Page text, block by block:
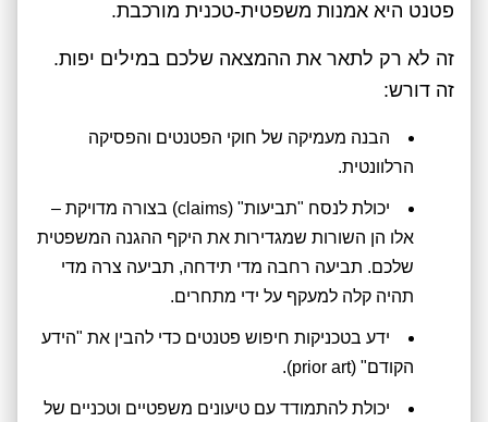
פטנט היא אמנות משפטית-טכנית מורכבת.
זה לא רק לתאר את ההמצאה שלכם במילים יפות.
זה דורש:
הבנה מעמיקה של חוקי הפטנטים והפסיקה
הרלוונטית.
יכולת לנסח "תביעות" (claims) בצורה מדויקת –
אלו הן השורות שמגדירות את היקף ההגנה המשפטית
שלכם. תביעה רחבה מדי תידחה, תביעה צרה מדי
תהיה קלה למעקף על ידי מתחרים.
ידע בטכניקות חיפוש פטנטים כדי להבין את "הידע
הקודם" (prior art).
יכולת להתמודד עם טיעונים משפטיים וטכניים של